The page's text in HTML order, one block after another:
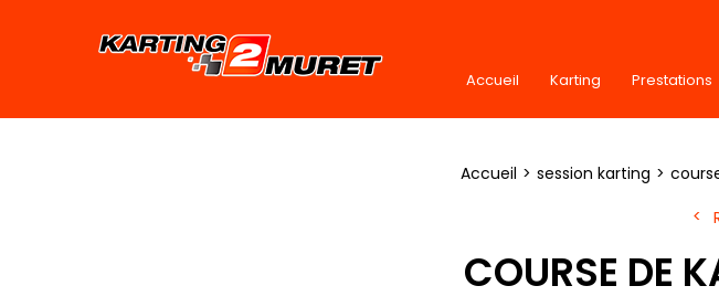
Accueil Karting Prestations
Accueil session karting
COURSE DE